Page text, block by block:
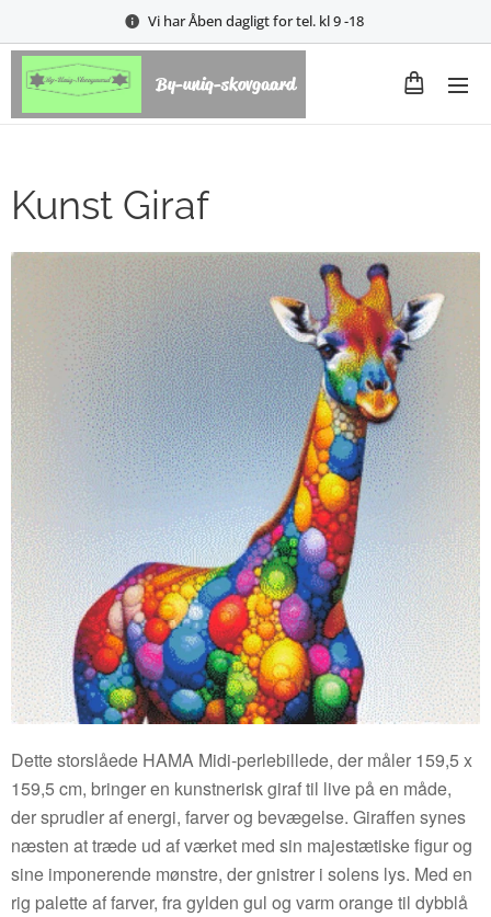
Vi har Åben dagligt for tel. kl 9 -18
By-uniq-skovgaard
Kunst Giraf
Dette storslåede HAMA Midi-perlebillede, der måler 159,5 x
159,5 cm, bringer en kunstnerisk giraf til live på en måde,
der sprudler af energi, farver og bevægelse. Giraffen synes
næsten at træde ud af værket med sin majestætiske figur og
sine imponerende mønstre, der gnistrer i solens lys. Med en
rig palette af farver, fra gylden gul og varm orange til dybblå